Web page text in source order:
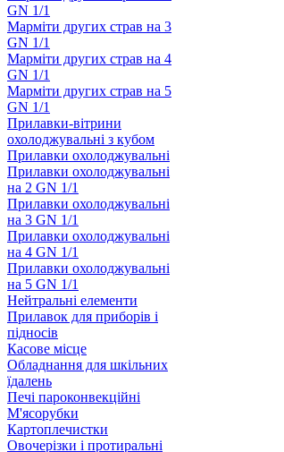
GN 1/1
Марміти других страв на 3
GN 1/1
Марміти других страв на 4
GN 1/1
Марміти других страв на 5
GN 1/1
Прилавки-вітрини
охолоджувальні з кубом
Прилавки охолоджувальні
Прилавки охолоджувальні
на 2 GN 1/1
Прилавки охолоджувальні
на 3 GN 1/1
Прилавки охолоджувальні
на 4 GN 1/1
Прилавки охолоджувальні
на 5 GN 1/1
Нейтральні елементи
Прилавок для приборів і
підносів
Касове місце
Обладнання для шкільних
їдалень
Печі пароконвекційні
М'ясорубки
Картоплечистки
Овочерізки і протиральні